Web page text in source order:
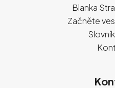
Blanka
Začněte